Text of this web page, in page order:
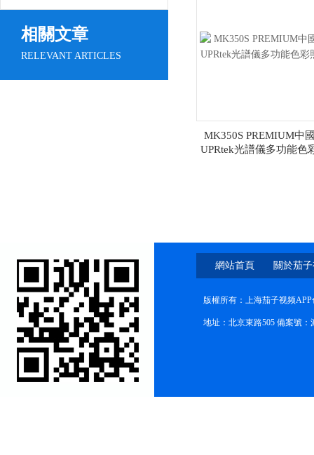
相關文章
RELEVANT ARTICLES
MK350S PREMIUM中
UPRtek光譜儀多功能色
網站首頁 關於茄
版權所有：上海茄子视频
地址：北京東路505 備案號：